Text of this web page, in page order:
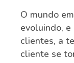
O mundo
evoluindo,
clientes, a
cliente se